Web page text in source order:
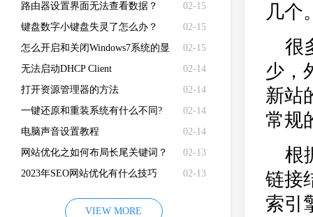
02-15
路由器设置界面无法查看数据？
02-15
键盘数字小键盘失灵了怎么办？
02-15
怎么开启和关闭Windows7系统的显
卡硬件加速功能
02-14
无法启动DHCP Client
02-14
打开资源管理器的方法
02-14
一键还原和重装系统有什么不同?
02-14
电脑声音设置教程
02-13
网站优化之如何布局长尾关键词？
02-13
2023年SEO网站优化有什么技巧
VIEW MORE
几个
很
少，
新站
常规
根
链接
索引